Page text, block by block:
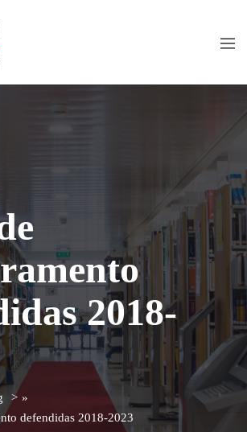
2018-
»
defendidas 2018-2023